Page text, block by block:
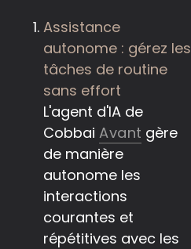
Assistance
autonome : gérez les
tâches de routine
sans effort
L'agent d'IA de
CobbaiAvant gère
de manière
autonome les
interactions
courantes et
répétitives avec les